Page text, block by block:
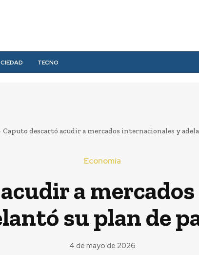
TECNO
Caputo descartó acudir a mercados internacionales y
Economía
a
su plan de
4 de mayo de 2026